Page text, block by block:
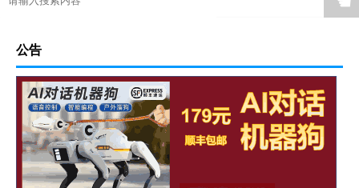
公告